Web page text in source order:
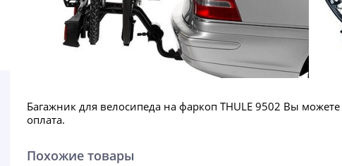
Багажник для велосипеда на фаркоп THULE 9502 Вы
оплата.
Похожие товары